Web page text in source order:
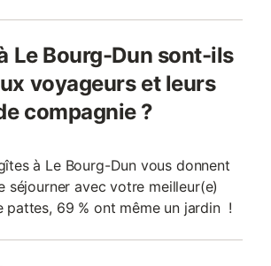
Le Bourg-Dun sont-ils
voyageurs et leurs
compagnie ?
à Le Bourg-Dun vous donnent
séjourner avec votre meilleur(e)
pattes, 69 % ont même un jardin !